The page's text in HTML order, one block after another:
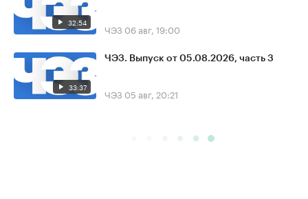
32:54 ЧЭЗ 06 авг, 19:00
33:37
ЧЭЗ. Выпуск от 05.08.2026, часть 3
ЧЭЗ 05 авг, 20:21